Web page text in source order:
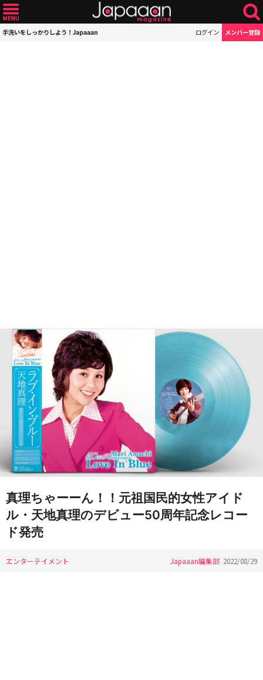
手洗いをしっかりしよう！Japaaan ログイン メンバー登録
真理ちゃーーん！！元祖国民的女性アイド
ル・天地真理のデビュー50周年記念レコー
ド発売
エンターテイメント Japaaan編集部 2022/08/29